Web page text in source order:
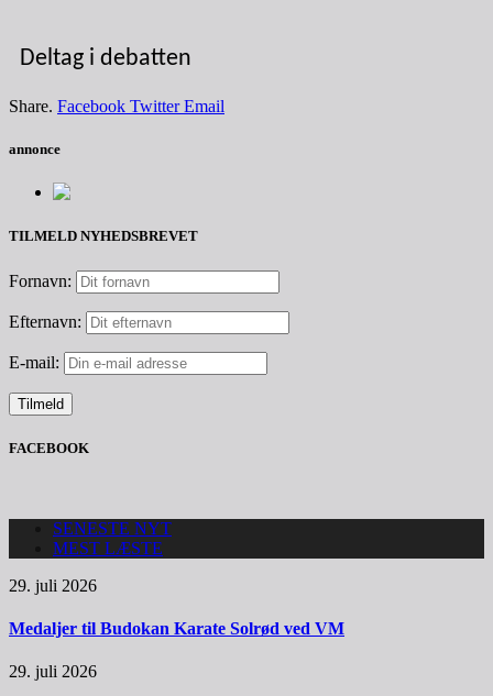
Deltag i debatten
Share. Facebook Twitter Email
annonce
TILMELD NYHEDSBREVET
Fornavn:
Efternavn:
E-mail:
FACEBOOK
SENESTE NYT
MEST LÆSTE
29. juli 2026
Medaljer til Budokan Karate Solrød ved VM
29. juli 2026